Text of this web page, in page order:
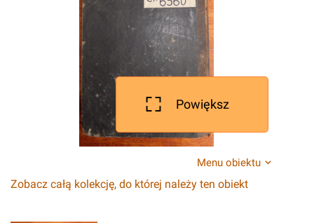
Powiększ
Menu obiektu
Zobacz całą kolekcję, do której należy ten obiekt